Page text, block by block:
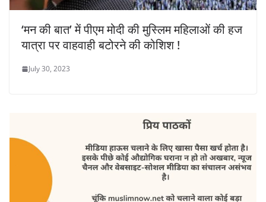
‘मन की बात’ में पीएम मोदी की मुस्लिम महिलाओं की हज
यात्रा पर वाहवाही बटोरने की कोशिश !
July 30, 2023